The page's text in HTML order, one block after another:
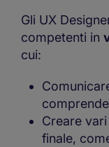
Gli UX
competenti in
cui:
Creare
finale,